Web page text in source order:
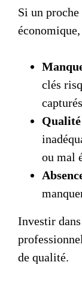
Si un
clés
Qualité
ou mal
Investir
de qualité.